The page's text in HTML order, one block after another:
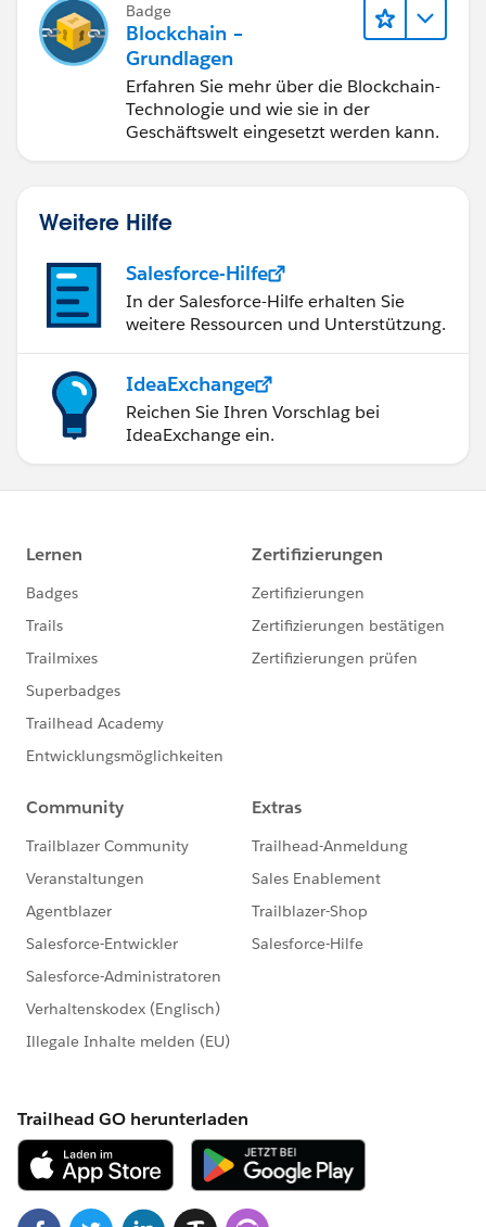
Badge
Blockchain –
Grundlagen
Erfahren Sie mehr über die Blockchain-
Technologie und wie sie in der
Geschäftswelt eingesetzt werden kann.
Weitere Hilfe
Salesforce-Hilfe
In der Salesforce-Hilfe erhalten Sie
weitere Ressourcen und Unterstützung.
IdeaExchange
Reichen Sie Ihren Vorschlag bei
IdeaExchange ein.